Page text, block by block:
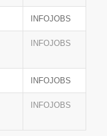
INFOJOBS
INFOJOBS
INFOJOBS
INFOJOBS